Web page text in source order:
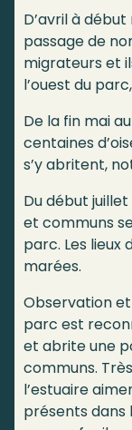
D’avril à
passage de
migrateurs et
l’ouest du
De la fin mai
centaines
s’y abritent,
Du début
et communs
parc. Les lieux
marées.
Observation
parc est
et abrite une
communs.
l’estuaire
présents dans